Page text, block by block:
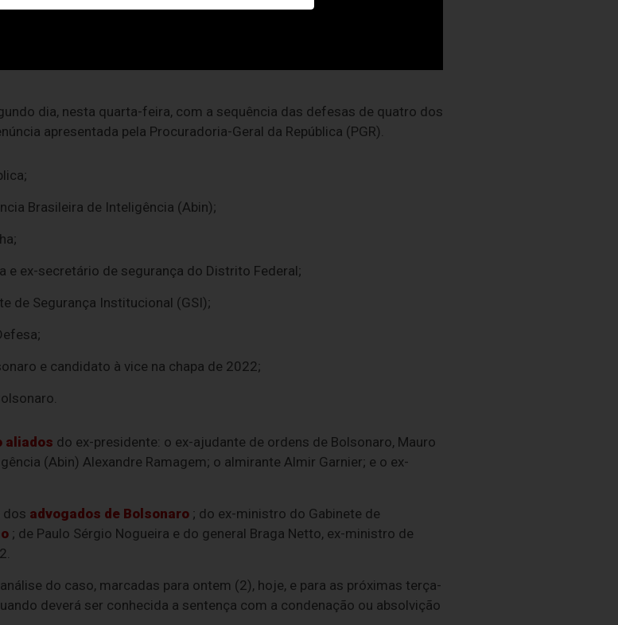
dia, nesta quarta-feira, com a sequência das defesas de quatro dos
apresentada pela Procuradoria-Geral da República (PGR).
Brasileira de Inteligência (Abin);
ex-secretário de segurança do Distrito Federal;
de Segurança Institucional (GSI);
e candidato à vice na chapa de 2022;
aliados do ex-presidente: o ex-ajudante de ordens de Bolsonaro, Mauro
(Abin) Alexandre Ramagem; o almirante Almir Garnier; e o ex-
dos advogados de Bolsonaro; do ex-ministro do Gabinete de
; de Paulo Sérgio Nogueira e do general Braga Netto, ex-ministro de
do caso, marcadas para ontem (2), hoje, e para as próximas terça-
deverá ser conhecida a sentença com a condenação ou absolvição